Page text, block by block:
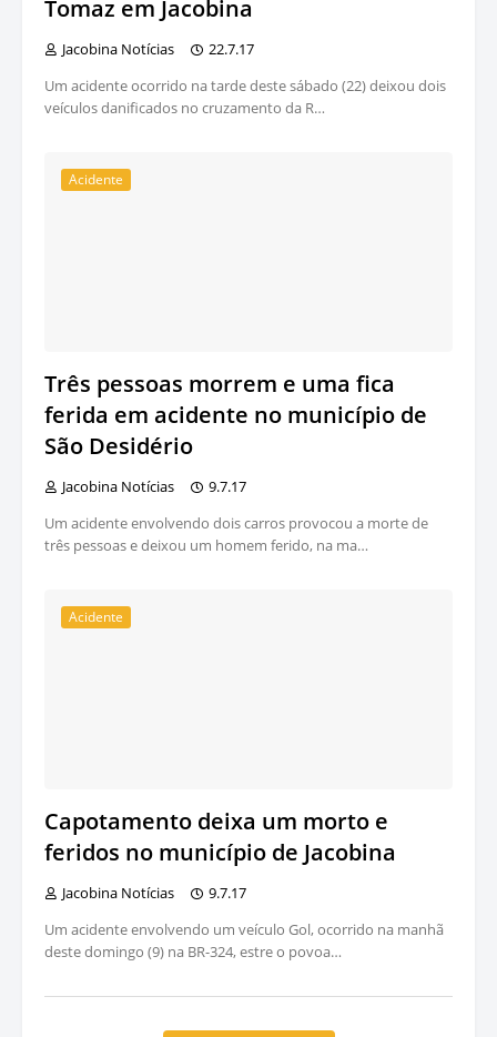
Tomaz em Jacobina
Jacobina Notícias
22.7.17
Um acidente ocorrido na tarde deste sábado (22) deixou dois
veículos danificados no cruzamento da R…
Acidente
Três pessoas morrem e uma fica
ferida em acidente no município de
São Desidério
Jacobina Notícias
9.7.17
Um acidente envolvendo dois carros provocou a morte de
três pessoas e deixou um homem ferido, na ma…
Acidente
Capotamento deixa um morto e
feridos no município de Jacobina
Jacobina Notícias
9.7.17
Um acidente envolvendo um veículo Gol, ocorrido na manhã
deste domingo (9) na BR-324, estre o povoa…